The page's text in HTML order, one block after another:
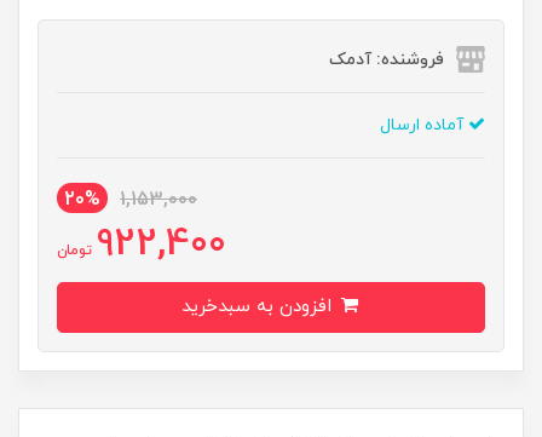
فروشنده: آدمک
آماده ارسال
1,153,000
20%
922,400 تومان